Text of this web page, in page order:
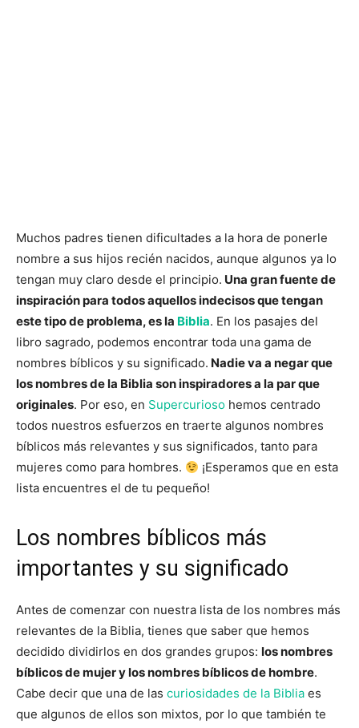
Muchos padres tienen dificultades a la hora de ponerle
nombre a sus hijos recién nacidos, aunque algunos ya lo
tengan muy claro desde el principio. Una gran fuente de
inspiración para todos aquellos indecisos que tengan
este tipo de problema, es la Biblia. En los pasajes del
libro sagrado, podemos encontrar toda una gama de
nombres bíblicos y su significado. Nadie va a negar que
los nombres de la Biblia son inspiradores a la par que
originales. Por eso, en Supercurioso hemos centrado
todos nuestros esfuerzos en traerte algunos nombres
bíblicos más relevantes y sus significados, tanto para
mujeres como para hombres.
¡Esperamos que en esta
lista encuentres el de tu pequeño!
Los nombres bíblicos más
importantes y su significado
Antes de comenzar con nuestra lista de los nombres más
relevantes de la Biblia, tienes que saber que hemos
decidido dividirlos en dos grandes grupos: los nombres
bíblicos de mujer y los nombres bíblicos de hombre.
Cabe decir que una de las curiosidades de la Biblia es
que algunos de ellos son mixtos, por lo que también te